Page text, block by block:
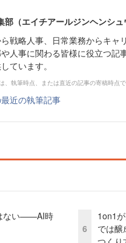
部（エイチアールジンヘンシュ
戦略人事、日常業務からキャ
人事に関わる皆様に役立つ記
ています。
、執筆時点、または直近の記事の寄稿時点
近の執筆記事
ない——AI時
6
1on1
では醸